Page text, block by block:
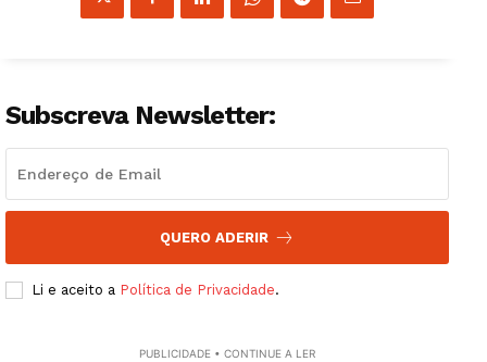
Subscreva Newsletter:
QUERO ADERIR
Li e aceito a Política de Privacidade.
PUBLICIDADE • CONTINUE A LER